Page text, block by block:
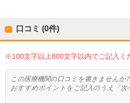
口コミ (0件)
※100文字以上800文字以内でご記入く